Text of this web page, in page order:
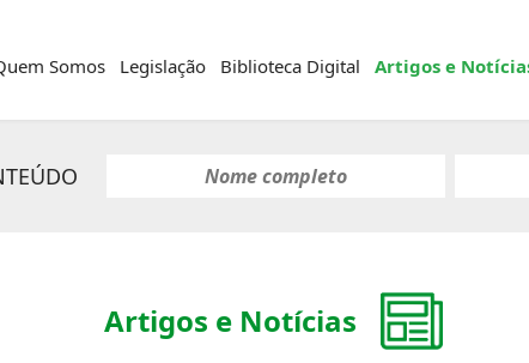
Somos Legislação Biblioteca Digital Artigos e
Artigos e Notícias